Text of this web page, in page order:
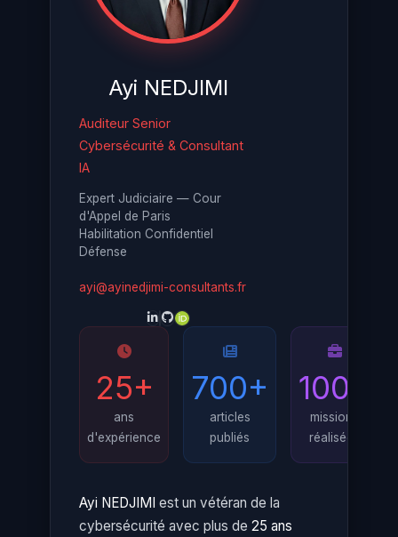
Ayi NEDJIMI
Auditeur Senior
Cybersécurité & Consultant
IA
Expert Judiciaire — Cour
d'Appel de Paris
Habilitation Confidentiel
Défense
ayi@ayinedjimi-consultants.fr
25+
ans
d'expérience
700+
articles
publiés
100+
missions
réalisées
Ayi NEDJIMI est un vétéran de la
cybersécurité avec plus de 25 ans